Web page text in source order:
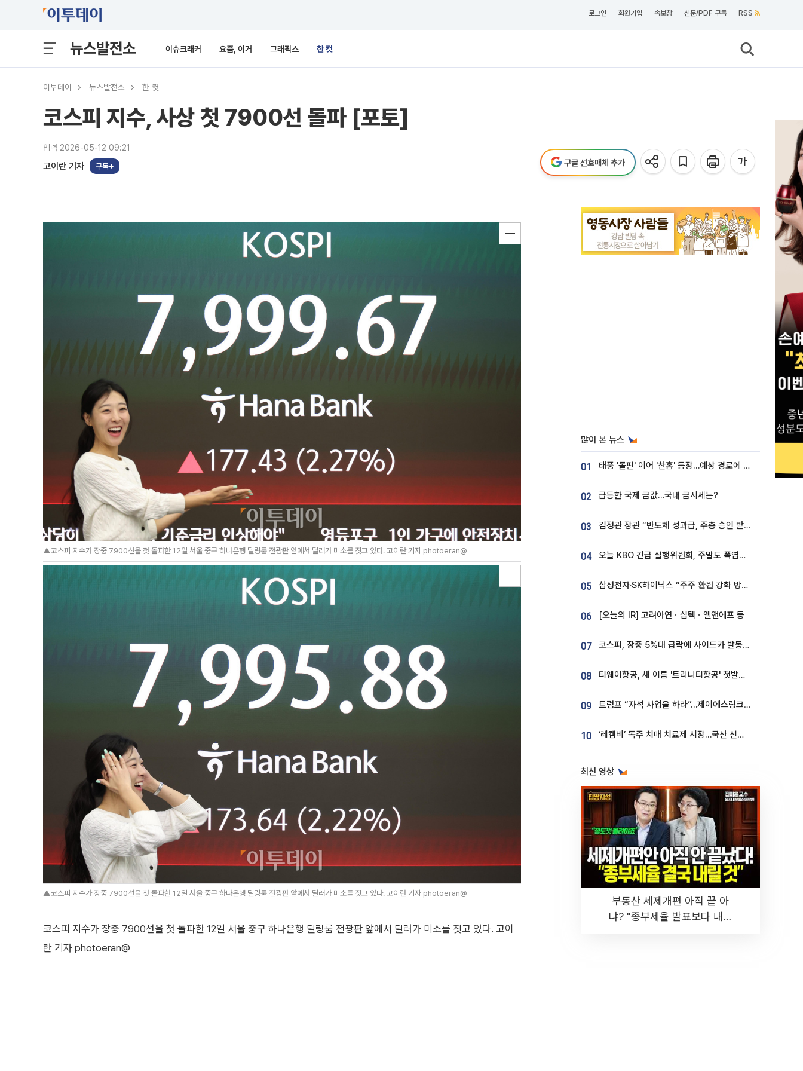
로그인 회원가입 속보창 신문/PDF 구독 RSS
뉴스발전소 이슈크래커 요즘, 이거 그래픽스 한 컷
이투데이 뉴스발전소 한 컷
코스피 지수, 사상 첫 7900선 돌파 [포토]
입력 2026-05-12 09:21
고이란 기자 구독 구글 선호매체 추가
▲코스피 지수가 장중 7900선을 첫 돌파한 12일 서울 중구 하나은행 딜링룸 전광판 앞에서 딜러가 미소를 짓고 있다. 고이란 기자 photoeran@
▲코스피 지수가 장중 7900선을 첫 돌파한 12일 서울 중구 하나은행 딜링룸 전광판 앞에서 딜러가 미소를 짓고 있다. 고이란 기자 photoeran@
코스피 지수가 장중 7900선을 첫 돌파한 12일 서울 중구 하나은행 딜링룸 전광판 앞에서 딜러가 미소를 짓고 있다. 고이
란 기자 photoeran@
많이 본 뉴스
01 태풍 '돌핀' 이어 '찬홈' 등장…예상 경로에 한국 '한숨'
02 급등한 국제 금값…국내 금시세는?
03 김정관 장관 “반도체 성과급, 주총 승인 받도록”…상법·자본시장법 개정 시사
04 오늘 KBO 긴급 실행위원회, 주말도 폭염취소 될까
05 삼성전자·SK하이닉스 “주주 환원 강화 방안 마련”
06 [오늘의 IR] 고려아연ㆍ심텍ㆍ엘앤에프 등
07 코스피, 장중 5%대 급락에 사이드카 발동…삼성·SK 동반 폭락
08 티웨이항공, 새 이름 '트리니티항공' 첫발…SSC 전략 본격화
09 트럼프 “자석 사업을 하라”…제이에스링크, 비중국 영구자석 공급망 구축 속도
10 ‘레켐비’ 독주 치매 치료제 시장…국산 신약 등장하나
최신 영상
부동산 세제개편 아직 끝 아
냐? "종부세율 발표보다 내릴